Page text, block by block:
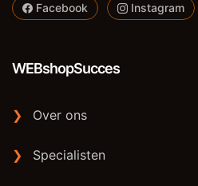
Facebook Instagram
WEBshopSucces
❯ Over ons
❯ Specialisten